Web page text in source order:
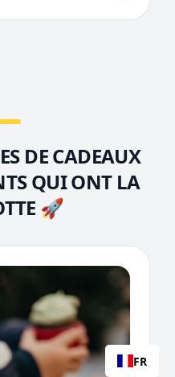
DE CADEAUX
QUI ONT LA
🚀
FR